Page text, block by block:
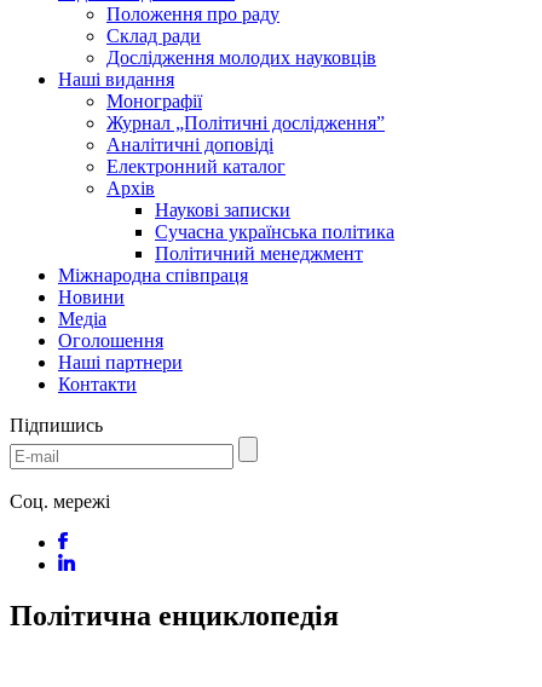
Положення про раду
Склад ради
Дослідження молодих науковців
Наші видання
Монографії
Журнал „Політичні дослідження”
Аналітичні доповіді
Електронний каталог
Архів
Наукові записки
Сучасна українська політика
Політичний менеджмент
Міжнародна співпраця
Новини
Медіa
Оголошення
Наші партнери
Контакти
Підпишись
Соц. мережі
Політична енциклопедія